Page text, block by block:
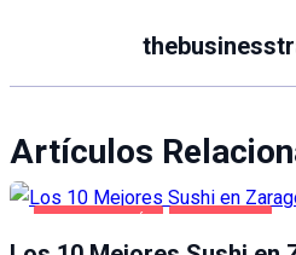
Artículos